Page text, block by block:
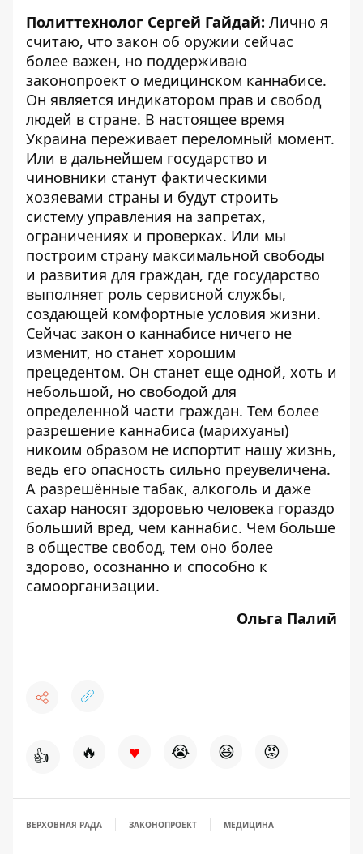
Политтехнолог Сергей Гайдай: Лично я
считаю, что закон об оружии сейчас
более важен, но поддерживаю
законопроект о медицинском каннабисе.
Он является индикатором прав и свобод
людей в стране. В настоящее время
Украина переживает переломный момент.
Или в дальнейшем государство и
чиновники станут фактическими
хозяевами страны и будут строить
систему управления на запретах,
ограничениях и проверках. Или мы
построим страну максимальной свободы
и развития для граждан, где государство
выполняет роль сервисной службы,
создающей комфортные условия жизни.
Сейчас закон о каннабисе ничего не
изменит, но станет хорошим
прецедентом. Он станет еще одной, хоть и
небольшой, но свободой для
определенной части граждан. Тем более
разрешение каннабиса (марихуаны)
никоим образом не испортит нашу жизнь,
ведь его опасность сильно преувеличена.
А разрешённые табак, алкоголь и даже
сахар наносят здоровью человека гораздо
больший вред, чем каннабис. Чем больше
в обществе свобод, тем оно более
здорово, осознанно и способно к
самоорганизации.
Ольга Палий
👍 🔥 ♥ 😭 😆 😡
ВЕРХОВНАЯ РАДА ЗАКОНОПРОЕКТ МЕДИЦИНА